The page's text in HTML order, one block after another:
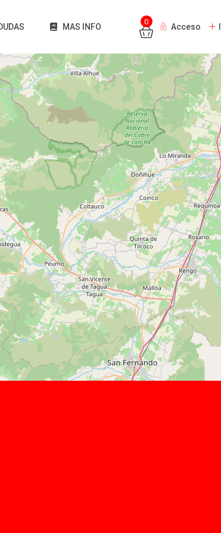
MAS INFO
0
Acceso
mapas